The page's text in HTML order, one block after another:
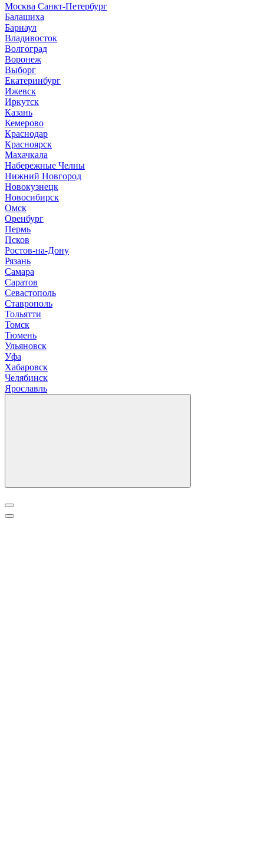
Москва Санкт-Петербург
Балашиха
Барнаул
Владивосток
Волгоград
Воронеж
Выборг
Екатеринбург
Ижевск
Иркутск
Казань
Кемерово
Краснодар
Красноярск
Махачкала
Набережные Челны
Нижний Новгород
Новокузнецк
Новосибирск
Омск
Оренбург
Пермь
Псков
Ростов-на-Дону
Рязань
Самара
Саратов
Севастополь
Ставрополь
Тольятти
Томск
Тюмень
Ульяновск
Уфа
Хабаровск
Челябинск
Ярославль